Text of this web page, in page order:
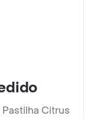
Citrus